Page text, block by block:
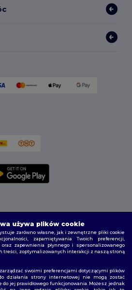
prawa zastrzeżone
| polityka prywatności|
strony
używa plików cookie
zarówno własne, jak i zewnętrzne pliki cookie
zapamiętywania Twoich preferencji,
zapewnienia płynnego i spersonalizowanego
treści, zoptymalizowanych interakcji z naszą stroną
swoimi preferencjami dotyczącymi plików
działania strony internetowej nie mogą zostać
do jej prawidłowego funkcjonowania. Możesz jednak